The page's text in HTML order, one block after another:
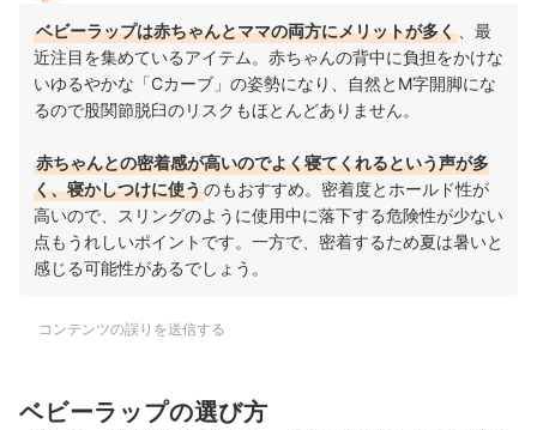
ベビーラップは赤ちゃんとママの両方にメリットが多く
、最
近注目を集めているアイテム。赤ちゃんの背中に負担をかけな
いゆるやかな「Cカーブ」の姿勢になり、自然とM字開脚にな
るので股関節脱臼のリスクもほとんどありません。
赤ちゃんとの密着感が高いのでよく寝てくれるという声が多
く、寝かしつけに使うのもおすすめ。密着度とホールド性が
高いので、スリングのように使用中に落下する危険性が少ない
点もうれしいポイントです。一方で、密着するため夏は暑いと
感じる可能性があるでしょう。
コンテンツの誤りを送信する
ベビーラップの選び方